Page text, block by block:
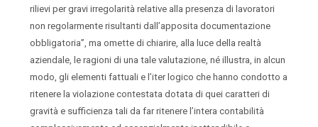
rilievi per gravi irregolarità relative alla presenza di lavoratori
non regolarmente risultanti dall’apposita documentazione
obbligatoria”, ma omette di chiarire, alla luce della realtà
aziendale, le ragioni di una tale valutazione, né illustra, in alcun
modo, gli elementi fattuali e l’iter logico che hanno condotto a
ritenere la violazione contestata dotata di quei caratteri di
gravità e sufficienza tali da far ritenere l’intera contabilità